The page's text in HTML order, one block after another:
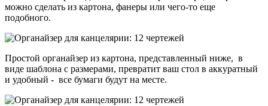
можно сделать из картона, фанеры или чего-то еще
подобного.
Простой органайзер из картона, представленный ниже, в
виде шаблона с размерами, превратит ваш стол в аккуратный
и удобный - все бумаги будут на месте.